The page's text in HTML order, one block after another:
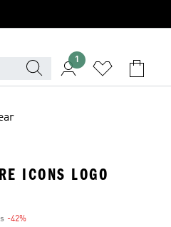
1
ICONS LOGO
-42%